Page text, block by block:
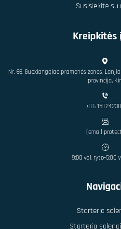
Susisiekite su
Kreipkitės
Nr. 66, Guoxiangqiao pramonės zonos,
provincija,
+86-
[email
9:00 val. ryto–5:00
Starterio
Starterio